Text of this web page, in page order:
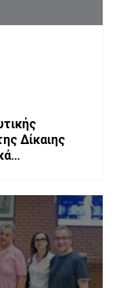
Δίκαιης